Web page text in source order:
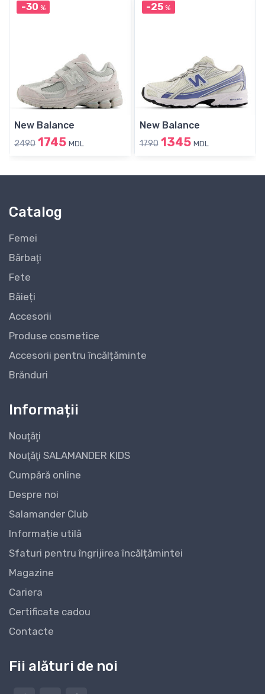
-30 %
New Balance
2490 1745 MDL
-25 %
New Balance
1790 1345 MDL
Catalog
Femei
Bărbaţi
Fete
Băieți
Accesorii
Produse cosmetice
Accesorii pentru încălțăminte
Brănduri
Informații
Nouţăţi
Nouţăţi SALAMANDER KIDS
Cumpără online
Despre noi
Salamander Club
Informație utilă
Sfaturi pentru îngrijirea încălțămintei
Magazine
Cariera
Certificate cadou
Contacte
Fii alături de noi